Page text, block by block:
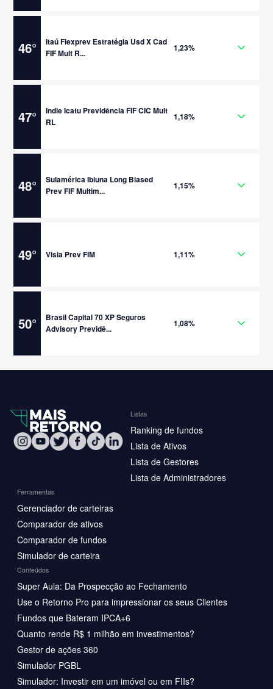
46°
Itaú Flexprev Estratégia Usd X Cad
FIF Mult R...
1,23%
47°
Indie Icatu Previdência FIF CIC Mult
RL
1,18%
48°
Sulamérica Ibiuna Long Biased
Prev FIF Multim...
1,15%
49° Visia Prev FIM 1,11%
50°
Brasil Capital 70 XP Seguros
Advisory Previdê...
1,08%
Listas
Ranking de fundos
Lista de Ativos
Lista de Gestores
Lista de Administradores
Ferramentas
Gerenciador de carteiras
Comparador de ativos
Comparador de fundos
Simulador de carteira
Conteúdos
Super Aula: Da Prospecção ao Fechamento
Use o Retorno Pro para impressionar os seus Clientes
Fundos que Bateram IPCA+6
Quanto rende R$ 1 milhão em investimentos?
Gestor de ações 360
Simulador PGBL
Simulador: Investir em um imóvel ou em FIIs?